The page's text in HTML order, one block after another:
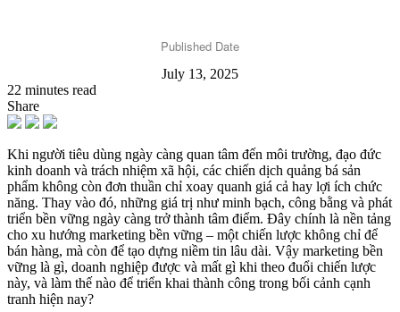
Published Date
July 13, 2025
22 minutes read
Share
Khi người tiêu dùng ngày càng quan tâm đến môi trường, đạo đức
kinh doanh và trách nhiệm xã hội, các chiến dịch quảng bá sản
phẩm không còn đơn thuần chỉ xoay quanh giá cả hay lợi ích chức
năng. Thay vào đó, những giá trị như minh bạch, công bằng và phát
triển bền vững ngày càng trở thành tâm điểm. Đây chính là nền tảng
cho xu hướng marketing bền vững – một chiến lược không chỉ để
bán hàng, mà còn để tạo dựng niềm tin lâu dài. Vậy marketing bền
vững là gì, doanh nghiệp được và mất gì khi theo đuổi chiến lược
này, và làm thế nào để triển khai thành công trong bối cảnh cạnh
tranh hiện nay?